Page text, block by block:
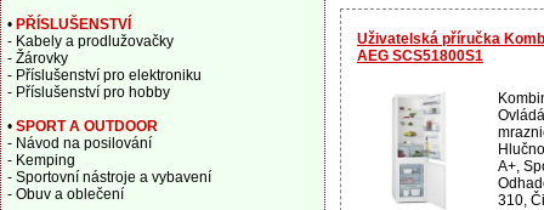
Uživatelská příručka
AEG SCS51800S1
A+,
310,
• PŘÍSLUŠENSTVÍ
- Kabely a prodlužovačky
- Žárovky
- Příslušenství pro elektroniku
- Příslušenství pro hobby
• SPORT A OUTDOOR
- Návod na posilování
- Kemping
- Sportovní nástroje a vybavení
- Obuv a oblečení